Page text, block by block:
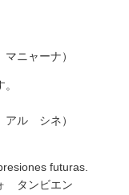
ニャーナ）
ル シネ）
futuras.
タンビエン